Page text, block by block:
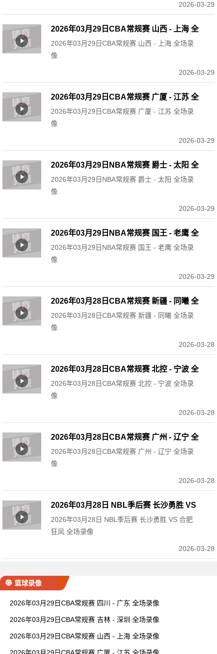
2026-03-29
2026年03月29日CBA常规赛 山西 - 上海 全
场录像
2026年03月29日CBA常规赛 山西 - 上海 全场录
像
2026-03-29
2026年03月29日CBA常规赛 广厦 - 江苏 全
场录像
2026年03月29日CBA常规赛 广厦 - 江苏 全场录
像
2026-03-29
2026年03月29日NBA常规赛 爵士 - 太阳 全
场录像
2026年03月29日NBA常规赛 爵士 - 太阳 全场录
像
2026-03-29
2026年03月29日NBA常规赛 国王 - 老鹰 全
场录像
2026年03月29日NBA常规赛 国王 - 老鹰 全场录
像
2026-03-29
2026年03月28日CBA常规赛 新疆 - 同曦 全
场录像
2026年03月28日CBA常规赛 新疆 - 同曦 全场录
像
2026-03-28
2026年03月28日CBA常规赛 北控 - 宁波 全
场录像
2026年03月28日CBA常规赛 北控 - 宁波 全场录
像
2026-03-28
2026年03月28日CBA常规赛 广州 - 辽宁 全
场录像
2026年03月28日CBA常规赛 广州 - 辽宁 全场录
像
2026-03-28
2026年03月28日 NBL季后赛 长沙勇胜 VS
合肥狂风 全场录像
2026年03月28日 NBL季后赛 长沙勇胜 VS 合肥
狂风 全场录像
2026-03-28
篮球录像
2026年03月29日CBA常规赛 四川 - 广东 全场录像
2026年03月29日CBA常规赛 吉林 - 深圳 全场录像
2026年03月29日CBA常规赛 山西 - 上海 全场录像